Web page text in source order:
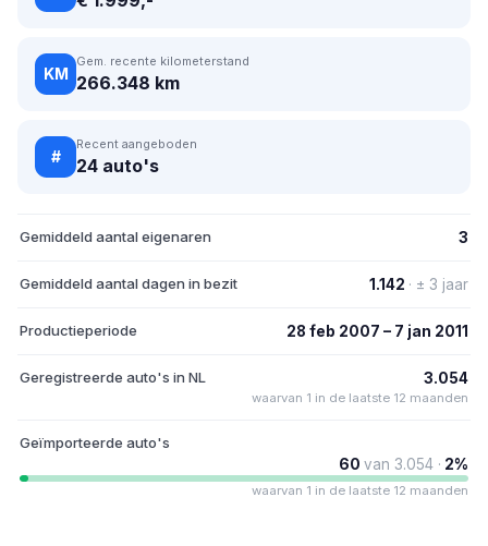
KM
Gem. recente kilometerstand
266.348 km
#
Recent aangeboden
24 auto's
Gemiddeld aantal eigenaren 3
Gemiddeld aantal dagen in bezit 1.142 · ± 3 jaar
Productieperiode 28 feb 2007 – 7 jan 2011
Geregistreerde auto's in NL 3.054
waarvan 1 in de laatste 12 maanden
Geïmporteerde auto's
60 van 3.054 · 2%
waarvan 1 in de laatste 12 maanden